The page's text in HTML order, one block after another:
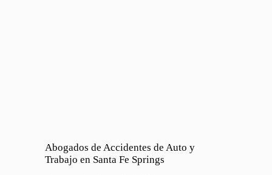
Abogados de Accidentes de Auto y
Trabajo en Santa Fe Springs